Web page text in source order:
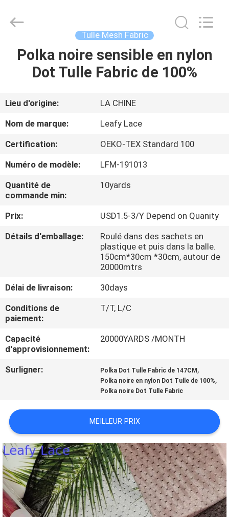
APERÇU
A
PROPOS
NOUS
D'USINE
LA
QUALITÉ
CONTACT
NOUVELLES
DEMANDE
SOUMISSION
PLAN
DU
SITE
Textiles
Reserved.
Tulle Mesh Fabric
Polka noire sensible en nylon
Dot Tulle Fabric de 100%
Lieu d'origine:
LA CHINE
Nom de marque:
Leafy Lace
Certification:
OEKO-TEX Standard 100
Numéro de modèle:
LFM-191013
Quantité de
commande min:
10yards
Prix:
USD1.5-3/Y Depend on Quanity
Détails d'emballage:
Roulé dans des sachets en
plastique et puis dans la balle.
150cm*30cm *30cm, autour de
20000mtrs
Délai de livraison:
30days
Conditions de
paiement:
T/T, L/C
Capacité
d'approvisionnement:
20000YARDS /MONTH
Surligner: Polka Dot Tulle Fabric de 147CM ,
Polka noire en nylon Dot Tulle de 100%,
Polka noire Dot Tulle Fabric
MEILLEUR PRIX